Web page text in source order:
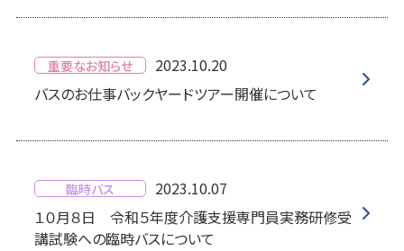
重要なお知らせ
2023.10.20
バスのお仕事バックヤードツアー開催について
臨時バス
2023.10.07
１０月８日 令和５年度介護支援専門員実務研修受
講試験への臨時バスについて